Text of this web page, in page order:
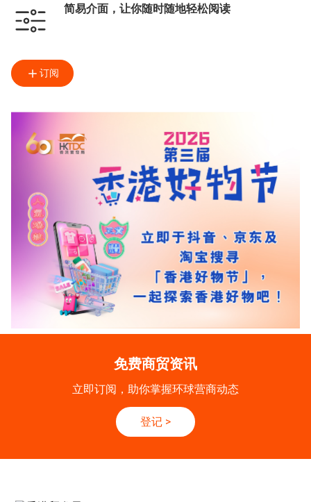
简易介面，让你随时随地轻松阅读
订阅
免费商贸资讯
立即订阅，助你掌握环球营商动态
登记 >